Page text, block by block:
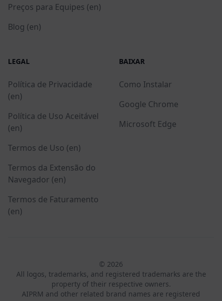
Preços para Equipes (en)
Blog (en)
LEGAL
Política de Privacidade
(en)
Política de Uso Aceitável
(en)
Termos de Uso (en)
Termos da Extensão do
Navegador (en)
Termos de Faturamento
(en)
BAIXAR
Como Instalar
Google Chrome
Microsoft Edge
© 2026
All logos, trademarks, and registered trademarks are the
property of their respective owners.
AIPRM and other related brand names are registered